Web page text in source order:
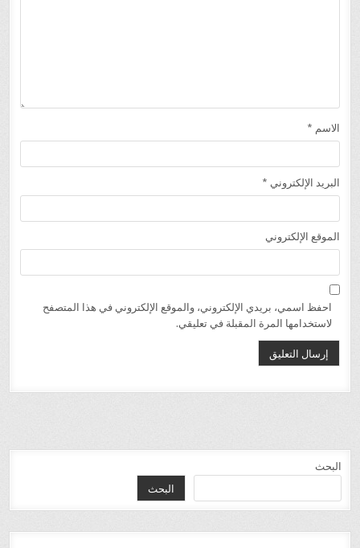
الاسم *
البريد الإلكتروني *
الموقع الإلكتروني
احفظ اسمي، بريدي الإلكتروني، والموقع الإلكتروني في هذا المتصفح
لاستخدامها المرة المقبلة في تعليقي.
البحث
البحث